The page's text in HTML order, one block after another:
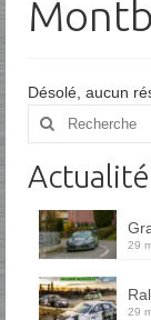
Désolé, aucun
Rechercher
:
Actualité
29
29